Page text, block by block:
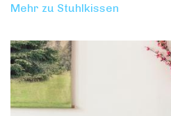
Mehr zu Stuhlkissen